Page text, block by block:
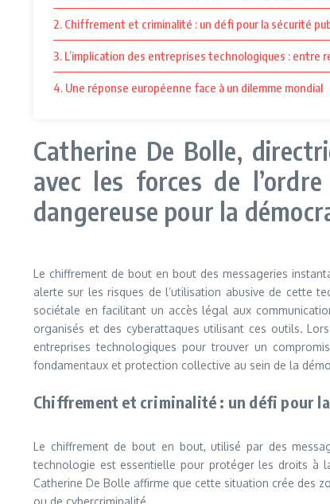
2. Chiffrement et criminalité : un défi pour la sécurité
3. L’implication des entreprises technologiques : entre
4. Une réponse européenne face à un dilemme mondial
Catherine De Bolle,
avec les forces de
dangereuse pour la
Le chiffrement de bout en bout des messageries
alerte sur les risques de l’utilisation abusive de cette
sociétale en facilitant un accès légal aux
organisés et des cyberattaques utilisant ces outils.
entreprises technologiques pour trouver un
fondamentaux et protection collective au sein de la
Chiffrement et criminalité : un défi pour
Le chiffrement de bout en bout, utilisé par des
technologie est essentielle pour protéger les droits à
Catherine De Bolle affirme que cette situation crée des
ou de cybercriminalité.